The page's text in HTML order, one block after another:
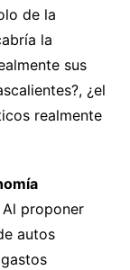
de la
la
sus
¿el
realmente
Al proponer
autos